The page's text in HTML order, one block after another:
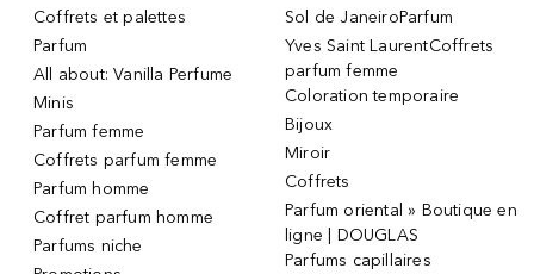
Coffrets et palettes
Parfum
All about: Vanilla Perfume
Minis
Parfum femme
Coffrets parfum femme
Parfum homme
Coffret parfum homme
Parfums niche
Sol de JaneiroParfum
Yves Saint LaurentCoffrets
parfum femme
Coloration temporaire
Bijoux
Miroir
Coffrets
Parfum oriental » Boutique en
ligne | DOUGLAS
Parfums capillaires